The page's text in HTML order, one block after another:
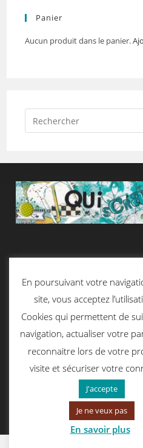
Panier
Aucun produit dans le panier.
Contactez-Nous
contact@quiscrap.fr
En poursuivant votre
site, vous acceptez
Cookies qui permettent de
navigation, actualiser votre
reconnaitre lors de votre
visite et sécuriser votre
J'accepte
Je ne veux pas
En savoir plus